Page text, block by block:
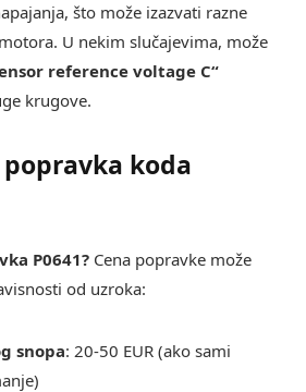
što može izazvati razne
U nekim slučajevima, može
reference voltage C“
krugove.
koda
P0641? Cena popravke može
od uzroka:
snopa: 20-50 EUR (ako sami